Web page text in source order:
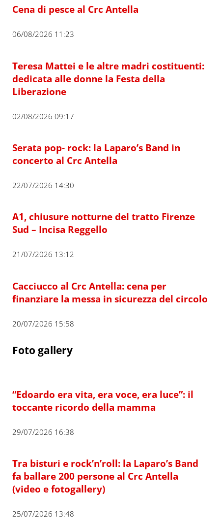
Cena di pesce al Crc Antella
06/08/2026 11:23
Teresa Mattei e le altre madri costituenti:
dedicata alle donne la Festa della
Liberazione
02/08/2026 09:17
Serata pop- rock: la Laparo’s Band in
concerto al Crc Antella
22/07/2026 14:30
A1, chiusure notturne del tratto Firenze
Sud – Incisa Reggello
21/07/2026 13:12
Cacciucco al Crc Antella: cena per
finanziare la messa in sicurezza del circolo
20/07/2026 15:58
Foto gallery
“Edoardo era vita, era voce, era luce”: il
toccante ricordo della mamma
29/07/2026 16:38
Tra bisturi e rock’n’roll: la Laparo’s Band
fa ballare 200 persone al Crc Antella
(video e fotogallery)
25/07/2026 13:48